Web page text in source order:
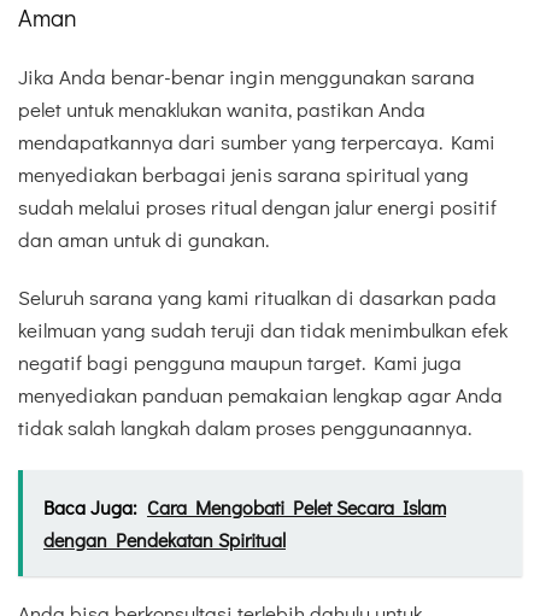
Aman
Jika Anda benar-benar ingin menggunakan sarana
pelet untuk menaklukan wanita, pastikan Anda
mendapatkannya dari sumber yang terpercaya. Kami
menyediakan berbagai jenis sarana spiritual yang
sudah melalui proses ritual dengan jalur energi positif
dan aman untuk di gunakan.
Seluruh sarana yang kami ritualkan di dasarkan pada
keilmuan yang sudah teruji dan tidak menimbulkan efek
negatif bagi pengguna maupun target. Kami juga
menyediakan panduan pemakaian lengkap agar Anda
tidak salah langkah dalam proses penggunaannya.
Baca Juga: Cara Mengobati Pelet Secara Islam
dengan Pendekatan Spiritual